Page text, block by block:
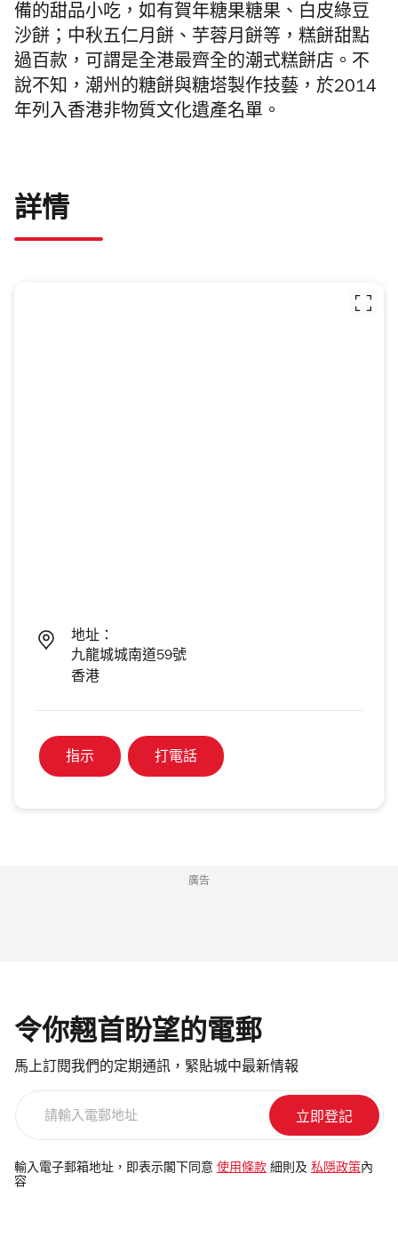
備的甜品小吃，如有賀年糖果糖果、白皮綠豆
沙餅；中秋五仁月餅、芋蓉月餅等， 糕餅甜點
過百款，可謂是全港最齊全的潮式糕餅店。 不
說不知，潮州的糖餅與糖塔製作技藝，於2014
年列入香港非物質文化遺產名單。
詳情
地址：
九龍城城南道59號
香港
指示 打電話
廣告
令你翹首盼望的電郵
馬上訂閱我們的定期通訊，緊貼城中最新情報
電
郵
輸入電子郵箱地址，即表示閣下同意 使用條款 細則及 私隱政策 內
容